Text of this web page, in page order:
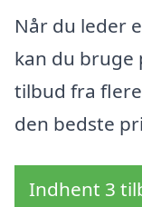
Når du leder
kan du
tilbud fra
den bedste
Indhent 3